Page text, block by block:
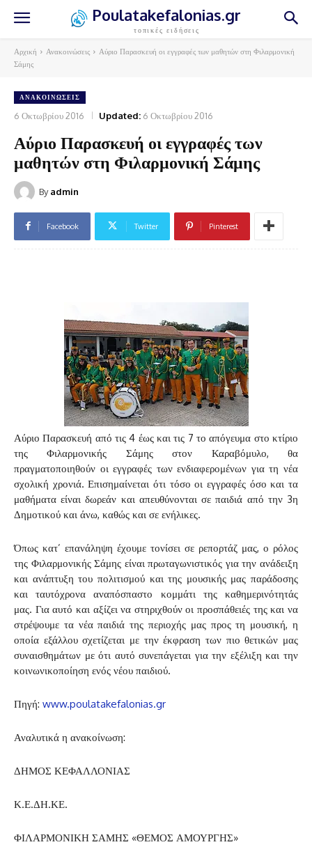
Poulatakefalonias.gr
τοπικές ειδήσεις
Αρχική Ανακοινώσεις
Αύριο Παρασκευή οι εγγραφές των μαθητών στη Φιλαρμονική
Σάμης
ΑΝΑΚΟΙΝΏΣΕΙΣ
6 Οκτωβρίου 2016 Updated: 6 Οκτωβρίου 2016
Αύριο Παρασκευή οι εγγραφές των
μαθητών στη Φιλαρμονική Σάμης
By admin
Facebook Twitter Pinterest
Αύριο Παρασκευή από τις 4 έως και τις 7 το απόγευμα στο κτίριο
της Φιλαρμονικής Σάμης στον Καραβόμυλο, θα
πραγματοποιηθούν οι εγγραφές των ενδιαφερομένων για τη νέα
σχολική χρονιά. Επισημαίνεται ότι τόσο οι εγγραφές όσο και τα
μαθήματα είναι δωρεάν και απευθύνονται σε παιδιά από την 3η
Δημοτικού και άνω, καθώς και σε ενήλικες.
Όπως κατ’ επανάληψη έχουμε τονίσει σε ρεπορτάζ μας, ο ρόλος
της Φιλαρμονικής Σάμης είναι πρωταγωνιστικός για την ανάδειξη
και ανάπτυξη του πολιτισμού και της μουσικής μας παράδοσης
και ταυτόχρονα αναπόσπαστο κομμάτι της καθημερινότητάς
μας. Για αυτό και αξίζει να στηριχθούν οι προσπάθειές της και να
στρέψουμε τα νέα παιδιά της περιοχής μας προς τη μουσική, η
οποία εξάλλουσχετίζεται με την έκφραση των πιο θετικών μας
συναισθημάτων με ότι αυτό συνεπάγεται για την εξέλιξη και την
κοινωνικοποίηση ενός νέου παιδιού.
Πηγή: www.poulatakefalonias.gr
Αναλυτικά η ανακοίνωση:
ΔΗΜΟΣ ΚΕΦΑΛΛΟΝΙΑΣ
Κ.Ε.ΔΗ.ΚΕ.
ΦΙΛΑΡΜΟΝΙΚΗ ΣΑΜΗΣ «ΘΕΜΟΣ ΑΜΟΥΡΓΗΣ»